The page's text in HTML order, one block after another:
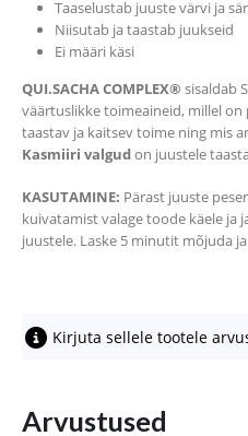
Taaselustab juuste värvi ja
Niisutab ja taastab juukseid
Ei määri käsi
QUI.SACHA COMPLEX® sisaldab
väärtuslikke toimeaineid, millel on
taastav ja kaitsev toime ning mis
Kasmiiri valgudon juustele
KASUTAMINE: Pärast juuste
kuivatamist valage toode käele ja
juustele. Laske 5 minutit mõjuda
Kirjuta sellele tootele
Arvustused